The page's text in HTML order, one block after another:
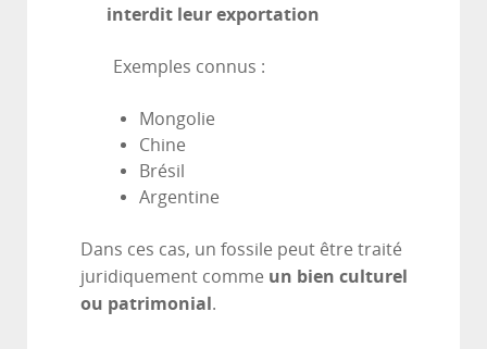
interdit leur exportation
Exemples connus :
Mongolie
Chine
Brésil
Argentine
Dans ces cas, un fossile peut être traité
juridiquement comme un bien culturel
ou patrimonial.